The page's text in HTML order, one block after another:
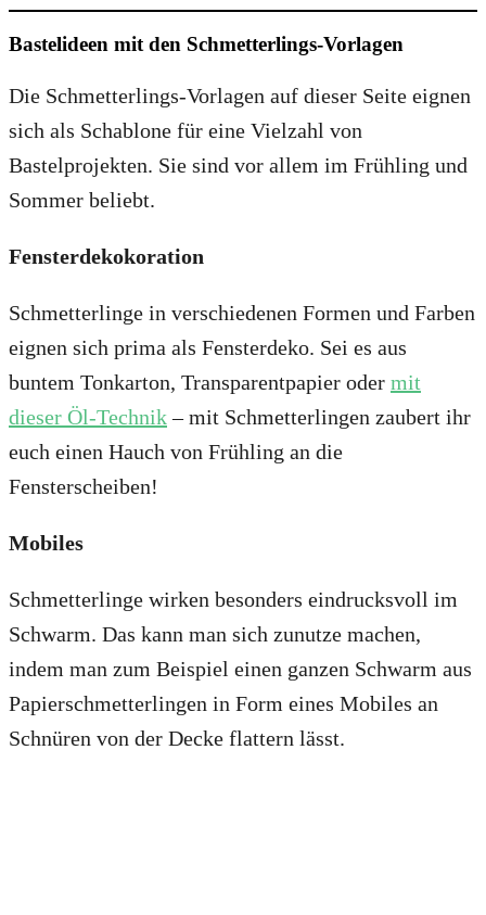
Bastelideen mit den Schmetterlings-Vorlagen
Die Schmetterlings-Vorlagen auf dieser Seite eignen
sich als Schablone für eine Vielzahl von
Bastelprojekten. Sie sind vor allem im Frühling und
Sommer beliebt.
Fensterdekokoration
Schmetterlinge in verschiedenen Formen und Farben
eignen sich prima als Fensterdeko. Sei es aus
buntem Tonkarton, Transparentpapier oder mit
dieser Öl-Technik– mit Schmetterlingen zaubert ihr
euch einen Hauch von Frühling an die
Fensterscheiben!
Mobiles
Schmetterlinge wirken besonders eindrucksvoll im
Schwarm. Das kann man sich zunutze machen,
indem man zum Beispiel einen ganzen Schwarm aus
Papierschmetterlingen in Form eines Mobiles an
Schnüren von der Decke flattern lässt.